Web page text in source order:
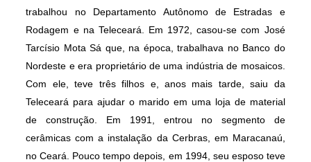
trabalhou no Departamento Autônomo de Estradas e
Rodagem e na Teleceará. Em 1972, casou-se com José
Tarcísio Mota Sá que, na época, trabalhava no Banco do
Nordeste e era proprietário de uma indústria de mosaicos.
Com ele, teve três filhos e, anos mais tarde, saiu da
Teleceará para ajudar o marido em uma loja de material
de construção. Em 1991, entrou no segmento de
cerâmicas com a instalação da Cerbras, em Maracanaú,
no Ceará. Pouco tempo depois, em 1994, seu esposo teve